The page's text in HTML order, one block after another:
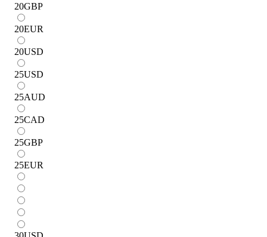
20GBP
20EUR
20USD
25USD
25AUD
25CAD
25GBP
25EUR